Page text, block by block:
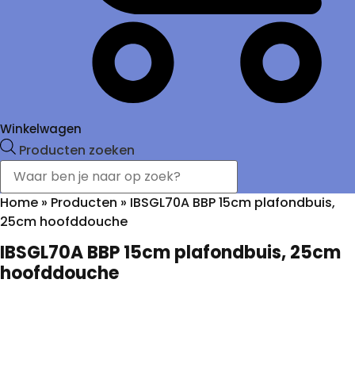
Winkelwagen
Producten zoeken
Home » Producten » IBSGL70A BBP 15cm plafondbuis,
25cm hoofddouche
IBSGL70A BBP 15cm plafondbuis, 25cm
hoofddouche